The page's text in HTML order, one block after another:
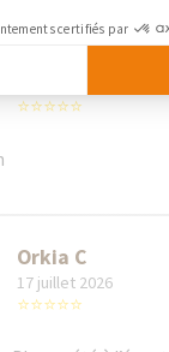
⭐⭐⭐⭐⭐
Orkia C
17 juillet 2026
⭐⭐⭐⭐⭐
certifiés par